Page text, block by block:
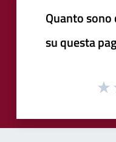
Quanto
su questa